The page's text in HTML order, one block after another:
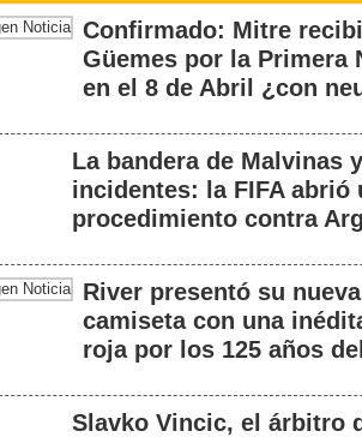
Confirmado: Mitre
Güemes por la Primera
en el 8 de Abril ¿con
La bandera de Malvinas
incidentes: la FIFA abrió
procedimiento contra
River presentó su nueva
camiseta con una
roja por los 125 años
Slavko Vincic, el árbitro